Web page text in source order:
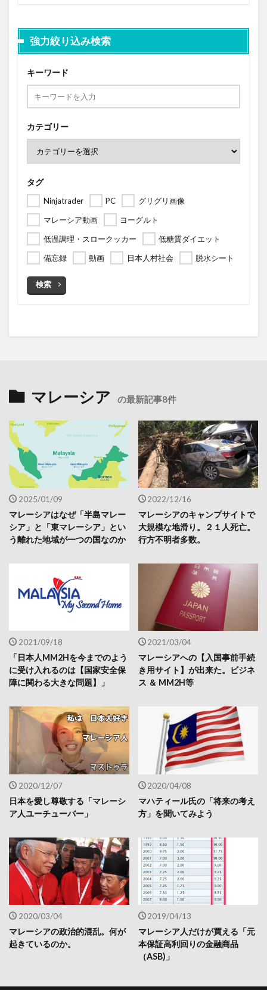
強力絞り込み検索
キーワード
カテゴリー
タグ
Ninjatrader PC
グリグリ画像
マレーシア動画
ヨーグルト
低温調理・スロークッカー
低糖質ダイエット
備忘録
動画 日本人村社会 脱水シート
検索
マレーシア の最新記事8件
2025/01/09
マレーシアはなぜ「半島マレー
シア」と「東マレーシア」とい
う離れた地域が一つの国なのか
2022/12/16
マレーシアのキャンプサイトで
大規模な地滑り。２１人死亡。
行方不明者多数。
2021/09/18
「日本人MM2Hを今までのよう
に受け入れるのは【国家安全保
障に関わる大きな問題】」
2021/03/04
マレーシアへの【入国事前手続
き用サイト】が出来た。ビジネ
ス ＆ MM2H等
2020/12/07
日本を愛し尊敬する「マレーシ
ア人ユーチューバー」
2020/04/08
マハティール氏の「将来の考え
方」を聞いてみよう
2020/03/04
マレーシアの政治的混乱。何が
起きているのか。
2019/04/13
マレーシア人だけが買える「元
本保証高利回りの金融商品
（ASB)」